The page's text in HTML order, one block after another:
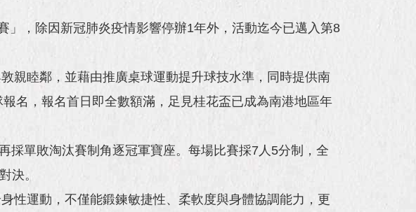
，除因新冠肺炎疫情影響停辦1年外，活動迄今已邁入第8
睦鄰，並藉由推廣桌球運動提升球技水準，同時提供南
名，報名首日即全數額滿，足見桂花盃已成為南港地區年
單敗淘汰賽制角逐冠軍寶座。每場比賽採7人5分制，全
決。
運動，不僅能鍛鍊敏捷性、柔軟度與身體協調能力，更